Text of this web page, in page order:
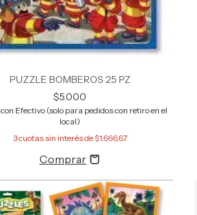
PUZZLE BOMBEROS 25 PZ
$5.000
con Efectivo (solo para pedidos con retiro en el
local)
3cuotas sin interés de$1.666,67